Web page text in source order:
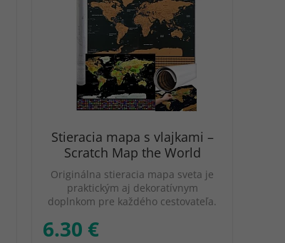
Stieracia mapa s vlajkami –
Scratch Map the World
Originálna stieracia mapa sveta je
praktickým aj dekoratívnym
doplnkom pre každého cestovateľa.
6.30 €